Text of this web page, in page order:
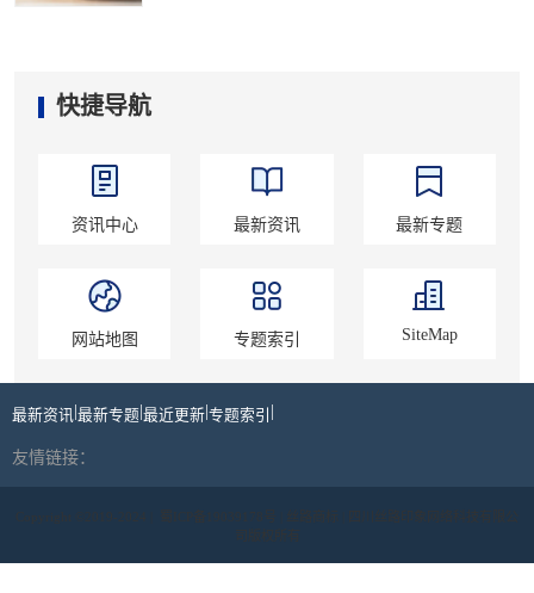
快捷导航
资讯中心 最新资讯 最新专题
网站地图 专题索引 SiteMap
最新资讯 最新专题 最近更新 专题索引
友情链接：